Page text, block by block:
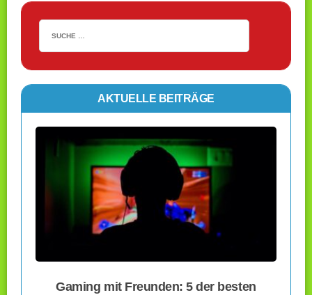
AKTUELLE BEITRÄGE
Gaming mit Freunden: 5 der besten